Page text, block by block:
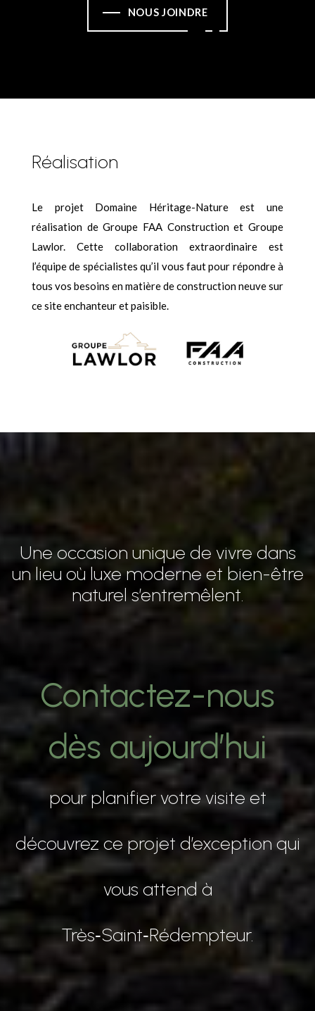
NOUS JOINDRE
Réalisation
Le projet Domaine Héritage-Nature est une
réalisation de Groupe FAA Construction et Groupe
Lawlor. Cette collaboration extraordinaire est
l’équipe de spécialistes qu’il vous faut pour répondre à
tous vos besoins en matière de construction neuve sur
ce site enchanteur et paisible.
Une occasion unique de vivre dans
un lieu où luxe moderne et bien-être
naturel s’entremêlent.
Contactez-nous
dès aujourd’hui
pour planifier votre visite et
découvrez ce projet d’exception qui
vous attend à
Très‑Saint‑Rédempteur.